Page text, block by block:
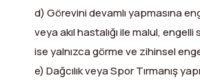
d) Görevini devamlı yapmasına
veya akıl hastalığı ile malul,
ise yalnızca görme ve zihinsel
e) Dağcılık veya Spor Tırmanış